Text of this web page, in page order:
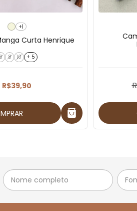
+1
Curta Henrique
8 10 + 5
R$39,90